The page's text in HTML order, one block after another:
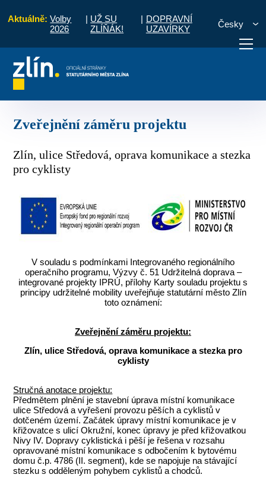
Aktuálně: Volby
2026
| UŽ SU
ZLÍŇÁK!
| DOPRAVNÍ
UZAVÍRKY
Česky
vyřídit Potřebuji zaplatit
Zveřejnění záměru projektu
Zlín, ulice Středová, oprava komunikace a stezka
pro cyklisty
V souladu s podmínkami Integrovaného regionálního
operačního programu, Výzvy č. 51 Udržitelná doprava –
integrované projekty IPRÚ, přílohy Karty souladu projektu s
principy udržitelné mobility uveřejňuje statutární město Zlín
toto oznámení:
Zveřejnění záměru projektu:
Zlín, ulice Středová, oprava komunikace a stezka pro
cyklisty
Stručná anotace projektu:
Předmětem plnění je stavební úprava místní komunikace
ulice Středová a vyřešení provozu pěších a cyklistů v
dotčeném území. Začátek úpravy místní komunikace je v
křižovatce s ulicí Okružní, konec úpravy je před křižovatkou
Nivy IV. Dopravy cyklistická i pěší je řešena v rozsahu
opravované místní komunikace s odbočením k bytovému
domu č.p. 4786 (II. segment), kde se napojuje na stávající
stezku s odděleným pohybem cyklistů a chodců.